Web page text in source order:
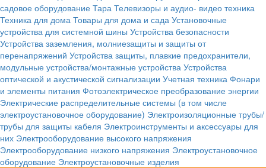
садовое оборудование Тара Телевизоры и аудио- видео техника
Техника для дома Товары для дома и сада Установочные
устройства для системной шины Устройства безопасности
Устройства заземления, молниезащиты и защиты от
перенапряжений Устройства защиты, плавкие предохранители,
модульные устройства/монтажные устройства Устройства
оптической и акустической сигнализации Учетная техника Фонари
и элементы питания Фотоэлектрическое преобразование энергии
Электрические распределительные системы (в том числе
электроустановочное оборудование) Электроизоляционные трубы/
трубы для защиты кабеля Электроинструменты и аксессуары для
них Электрооборудование высокого напряжения
Электрооборудование низкого напряжения Электроустановочное
оборудование Электроустановочные изделия